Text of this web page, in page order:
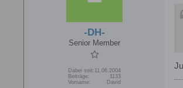
-DH-
Senior Member
Dabei seit: 11.06.2004
Beiträge:
1133
Vorname:
David